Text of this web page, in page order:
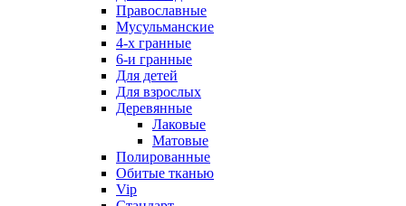
Православные
Мусульманские
4-х гранные
6-и гранные
Для детей
Для взрослых
Деревянные
Лаковые
Матовые
Полированные
Обитые тканью
Vip